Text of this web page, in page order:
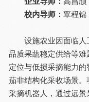
校内导师：覃程锦
设施农业因面临
品质果蔬稳定供给等
定位与低损采摘能力
茄非结构化采收场景。
采摘机器人，通过远